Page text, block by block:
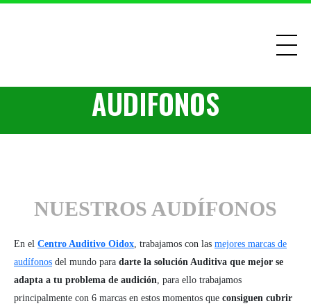
AUDIFONOS
NUESTROS AUDÍFONOS
En el Centro Auditivo Oidox, trabajamos con las mejores marcas de
audífonos del mundo para darte la solución Auditiva que mejor se
adapta a tu problema de audición, para ello trabajamos
principalmente con 6 marcas en estos momentos que consiguen cubrir